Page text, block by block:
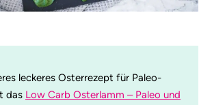
leckeres Osterrezept für Paleo-
das Low Carb Osterlamm – Paleo und